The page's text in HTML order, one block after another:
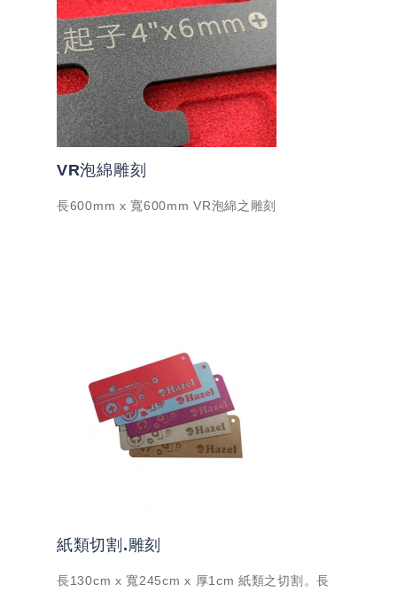
VR泡綿雕刻
長600mm x 寬600mm VR泡綿之雕刻
紙類切割.雕刻
長130cm x 寬245cm x 厚1cm 紙類之切割。長